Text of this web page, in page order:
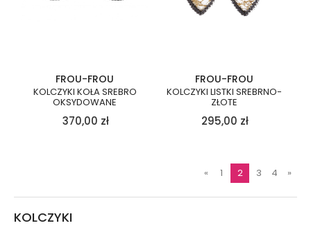
FROU-FROU
KOLCZYKI KOŁA SREBRO
OKSYDOWANE
370,00 zł
FROU-FROU
KOLCZYKI LISTKI SREBRNO-
ZŁOTE
295,00 zł
« 1 2 3 4 »
KOLCZYKI